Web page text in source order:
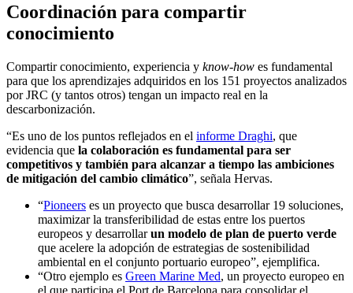
Coordinación para compartir
conocimiento
Compartir conocimiento, experiencia y know-how es fundamental
para que los aprendizajes adquiridos en los 151 proyectos analizados
por JRC (y tantos otros) tengan un impacto real en la
descarbonización.
“Es uno de los puntos reflejados en el informe Draghi, que
evidencia que la colaboración es fundamental para ser
competitivos y también para alcanzar a tiempo las ambiciones
de mitigación del cambio climático”, señala Hervas.
“Pioneers es un proyecto que busca desarrollar 19 soluciones,
maximizar la transferibilidad de estas entre los puertos
europeos y desarrollarun modelo de plan de puerto verde
que acelere la adopción de estrategias de sostenibilidad
ambiental en el conjunto portuario europeo”, ejemplifica.
“Otro ejemplo es Green Marine Med, un proyecto europeo en
el que participa el Port de Barcelona para consolidar el